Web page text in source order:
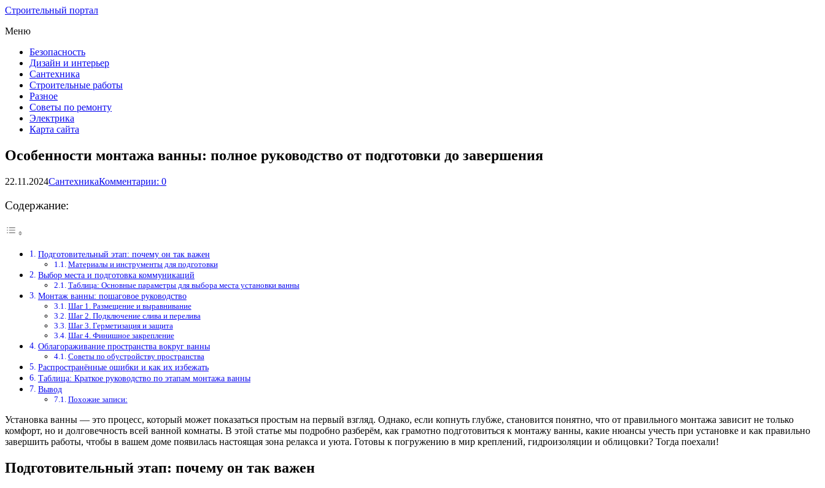
Строительный портал
Меню
Безопасность
Дизайн и интерьер
Сантехника
Строительные работы
Разное
Советы по ремонту
Электрика
Карта сайта
Особенности монтажа ванны: полное руководство от подготовки до завершения
22.11.2024СантехникаКомментарии: 0
Содержание:
Подготовительный этап: почему он так важен
Материалы и инструменты для подготовки
Выбор места и подготовка коммуникаций
Таблица: Основные параметры для выбора места установки ванны
Монтаж ванны: пошаговое руководство
Шаг 1. Размещение и выравнивание
Шаг 2. Подключение слива и перелива
Шаг 3. Герметизация и защита
Шаг 4. Финишное закрепление
Облагораживание пространства вокруг ванны
Советы по обустройству пространства
Распространённые ошибки и как их избежать
Таблица: Краткое руководство по этапам монтажа ванны
Вывод
Похожие записи:
Установка ванны — это процесс, который может показаться простым на первый взгляд. Однако, если копнуть глубже, становится понятно, что от правильного монтажа зависит не только
комфорт, но и долговечность всей ванной комнаты. В этой статье мы подробно разберём, как грамотно подготовиться к монтажу ванны, какие нюансы учесть при установке и как правильно
завершить работы, чтобы в вашем доме появилась настоящая зона релакса и уюта. Готовы к погружению в мир креплений, гидроизоляции и облицовки? Тогда поехали!
Подготовительный этап: почему он так важен